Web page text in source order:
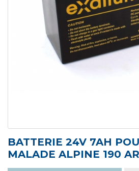
BATTERIE 24V 7AH
MALADE ALPINE 190